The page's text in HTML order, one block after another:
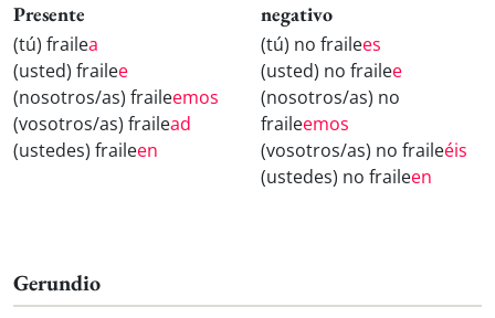
Presente
(tú) frailea
(usted) frailee
(nosotros/as) fraileemos
(vosotros/as) frailead
(ustedes) fraileen
negativo
(tú) no frailees
(usted) no frailee
(nosotros/as) no
fraileemos
(vosotros/as) no fraileéis
(ustedes) no fraileen
Gerundio